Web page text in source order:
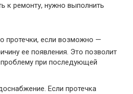
к ремонту, нужно выполнить
протечки, если возможно —
ее появления. Это позволит
при последующей
Если протечка